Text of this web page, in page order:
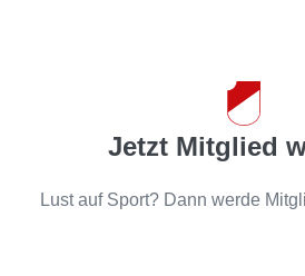
Jetzt Mitglied
Lust auf Sport? Dann werde